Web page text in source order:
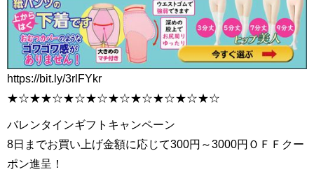
https://bit.ly/3rlFYkr
★☆★★☆★☆★☆★☆★☆★☆★☆★☆
バレンタインギフトキャンペーン
8日までお買い上げ金額に応じて300円～3000円ＯＦＦクー
ポン進呈！